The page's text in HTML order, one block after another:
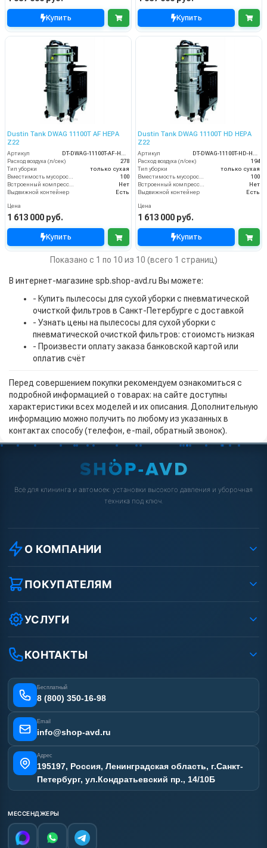
Купить Купить
Dustin Tank DWAG 11100T AF HEPA
Z22
Артикул
DT-DWAG-11100T-AF-HEPA-Z22
Расход воздуха (л/сек)
278
Тип уборки
только сухая
Вместимость мусоросборника (л)
100
Встроенный компрессор
Нет
Выдвижной контейнер
Есть
Цена
1 613 000 руб.
Купить
Dustin Tank DWAG 11100T HD HEPA
Z22
Артикул
DT-DWAG-11100T-HD-HEPA-Z22
Расход воздуха (л/сек)
194
Тип уборки
только сухая
Вместимость мусоросборника (л)
100
Встроенный компрессор
Нет
Выдвижной контейнер
Есть
Цена
1 613 000 руб.
Купить
Показано с 1 по 10 из 10 (всего 1 страниц)
В интернет-магазине spb.shop-avd.ru Вы можете:
- Купить пылесосы для сухой уборки с пневматической
очисткой фильтров в Санкт-Петербурге с доставкой
- Узнать цены на пылесосы для сухой уборки с
пневматической очисткой фильтров: стоиомсть низкая
- Произвести оплату заказа банковской картой или
оплатив счёт
Перед совершением покупки рекомендуем ознакомиться с
подробной информацией о товарах: на сайте доступны
характеристики всех моделей и их описания. Дополнительную
информацию можно получить по любому из указанных в
контактах способу (телефон, e-mail, обратный звонок).
Всё для клининга и автомоек: установки высокого давления и уборочная
техника под ключ.
О КОМПАНИИ
О компании
Реквизиты ООО «Шоп АВД»
Условия соглашения
Вакансии
Статьи
ПОКУПАТЕЛЯМ
Как заказать?
Оплата
Лизинг
Получить скидку
УСЛУГИ
Ремонт АВД
Сертификаты
Отзывы наших клиентов
Карта сайта
КОНТАКТЫ
Бесплатный
8 (800) 350-16-98
Email
info@shop-avd.ru
Адрес
195197, Россия, Ленинградская область, г.Санкт-
Петербург, ул.Кондратьевский пр., 14/10Б
МЕССЕНДЖЕРЫ